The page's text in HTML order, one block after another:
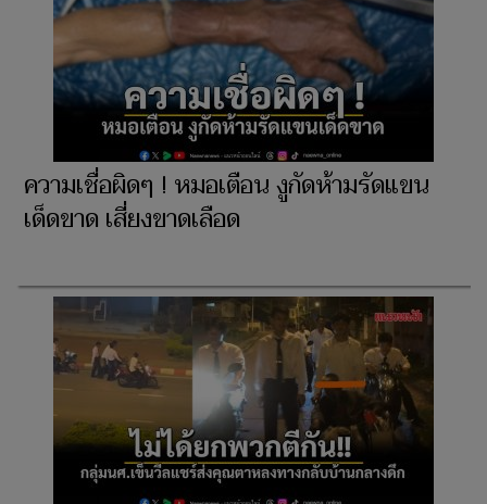
ความเชื่อผิดๆ ! หมอเตือน งูกัดห้ามรัดแขน
เด็ดขาด เสี่ยงขาดเลือด